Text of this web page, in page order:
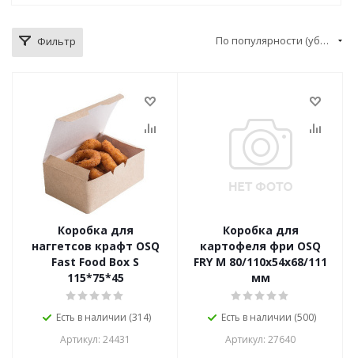
Фильтр По популярности (убывание)
Коробка для
наггетсов крафт OSQ
Fast Food Box S
115*75*45
Есть в наличии (314)
Артикул: 24431
Коробка для
картофеля фри OSQ
FRY M 80/110х54х68/111
мм
Есть в наличии (500)
Артикул: 27640